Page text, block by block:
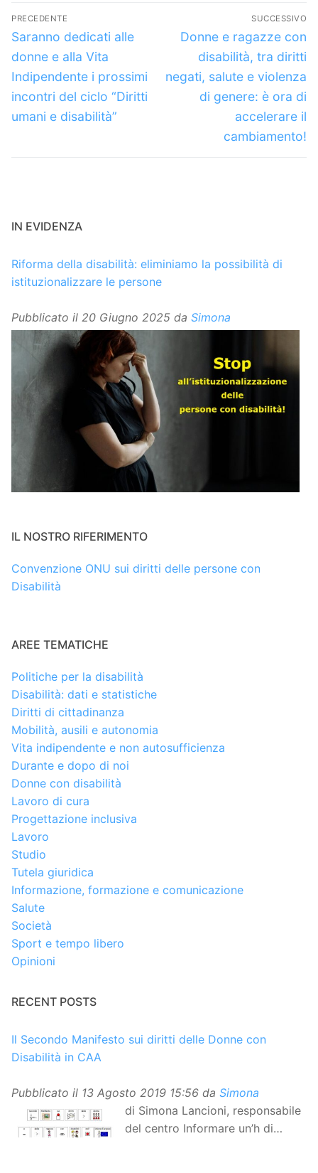
Navigazione
articoli
PRECEDENTE
Articolo
precedente:
Saranno dedicati alle
donne e alla Vita
Indipendente i prossimi
incontri del ciclo “Diritti
umani e disabilità”
SUCCESSIVO
Articolo
successivo:
Donne e ragazze con
disabilità, tra diritti
negati, salute e violenza
di genere: è ora di
accelerare il
cambiamento!
IN EVIDENZA
Riforma della disabilità: eliminiamo la possibilità di
istituzionalizzare le persone
Pubblicato il 20 Giugno 2025 da Simona
IL NOSTRO RIFERIMENTO
Convenzione ONU sui diritti delle persone con
Disabilità
AREE TEMATICHE
Politiche per la disabilità
Disabilità: dati e statistiche
Diritti di cittadinanza
Mobilità, ausili e autonomia
Vita indipendente e non autosufficienza
Durante e dopo di noi
Donne con disabilità
Lavoro di cura
Progettazione inclusiva
Lavoro
Studio
Tutela giuridica
Informazione, formazione e comunicazione
Salute
Società
Sport e tempo libero
Opinioni
RECENT POSTS
Il Secondo Manifesto sui diritti delle Donne con
Disabilità in CAA
Pubblicato il 13 Agosto 2019 15:56 da Simona
di Simona Lancioni, responsabile
del centro Informare un’h di